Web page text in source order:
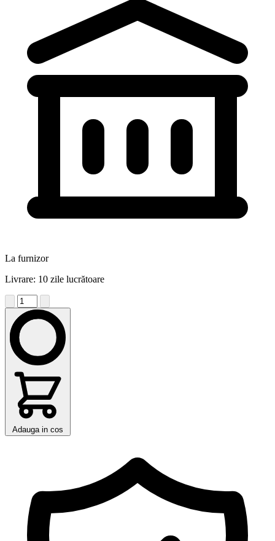
La furnizor
Livrare: 10 zile lucrătoare
Adauga in cos